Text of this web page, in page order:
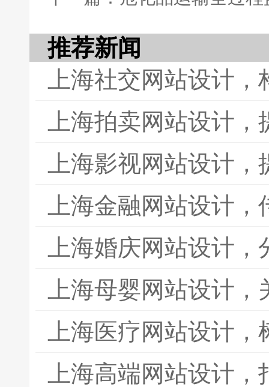
推荐新闻
上海社交网站设计
上海拍卖网站设计
上海影视网站设计
上海金融网站设计
上海婚庆网站设计
上海母婴网站设计
上海医疗网站设计
上海高端网站设计